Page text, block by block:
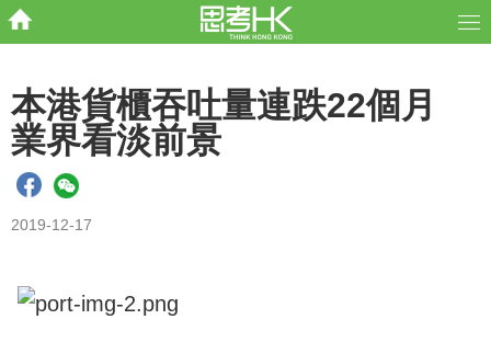
本港貨櫃吞吐量連跌22個月
業界看淡前景
2019-12-17